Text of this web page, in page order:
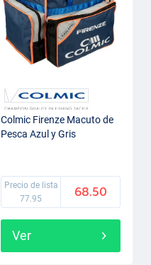
Colmic Firenze Macuto de
Pesca Azul y Gris
Precio de lista
77.95
68.50
Ver